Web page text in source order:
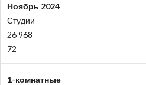
Ноябрь 2024
Студии
26 968
72
1-комнатные